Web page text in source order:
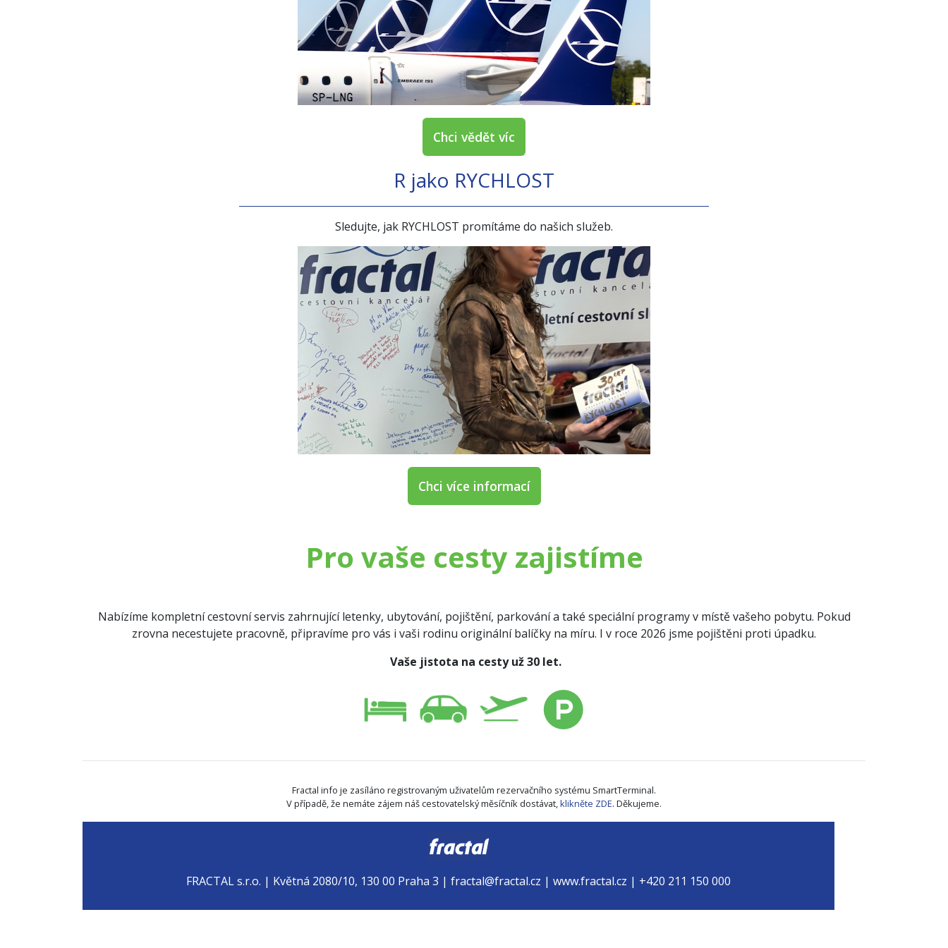
Chci vědět víc
R jako RYCHLOST
Sledujte, jak RYCHLOST promítáme do našich služeb.
Chci více informací
Pro vaše cesty zajistíme
Nabízíme kompletní cestovní servis zahrnující letenky, ubytování, pojištění, parkování a také speciální programy v místě vašeho pobytu. Pokud
zrovna necestujete pracovně, připravíme pro vás i vaši rodinu originální balíčky na míru. I v roce 2026 jsme pojištěni proti úpadku.
Vaše jistota na cesty už 30 let.
Fractal info je zasíláno registrovaným uživatelům rezervačního systému SmartTerminal.
V případě, že nemáte zájem náš cestovatelský měsíčník dostávat,klikněte ZDE. Děkujeme.
FRACTAL s.r.o. | Květná 2080/10, 130 00 Praha 3 | fractal@fractal.cz | www.fractal.cz | +420 211 150 000